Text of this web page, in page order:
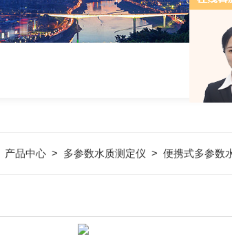
产品中心 > 多参数水质测定仪 >便携式多参数